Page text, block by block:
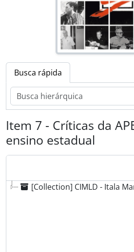
Busca rápida
Item 7 - Críticas da
ensino estadual
[Collection] CIMLD - Itala